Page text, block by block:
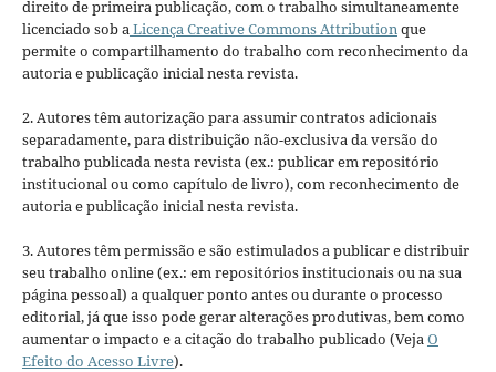
direito de primeira publicação, com o trabalho simultaneamente
licenciado sob aLicença Creative Commons Attributionque
permite o compartilhamento do trabalho com reconhecimento da
autoria e publicação inicial nesta revista.
2. Autores têm autorização para assumir contratos adicionais
separadamente, para distribuição não-exclusiva da versão do
trabalho publicada nesta revista (ex.: publicar em repositório
institucional ou como capítulo de livro), com reconhecimento de
autoria e publicação inicial nesta revista.
3. Autores têm permissão e são estimulados a publicar e distribuir
seu trabalho online (ex.: em repositórios institucionais ou na sua
página pessoal) a qualquer ponto antes ou durante o processo
editorial, já que isso pode gerar alterações produtivas, bem como
aumentar o impacto e a citação do trabalho publicado (VejaO
Efeito do Acesso Livre).